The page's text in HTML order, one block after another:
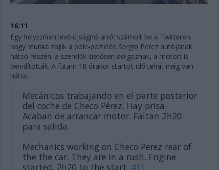
16:11
Egy helyszínen levő újságíró arról számolt be a Twitteren,
nagy munka zajlik a pole-pozíciós Sergio Perez autójának
hátsó részén: a szerelők sietősen dolgoznak, a motort is
beindították. A futam 18 órakor startol, idő tehát még van
hátra.
Mecánicos trabajando en el parte posterior
del coche de Checo Pérez. Hay prisa.
Acaban de arrancar motor. Faltan 2h20
para salida.
Mechanics working on Checo Perez rear of
the the car. They are in a rush. Engine
started. 2h20 to the start. #f1